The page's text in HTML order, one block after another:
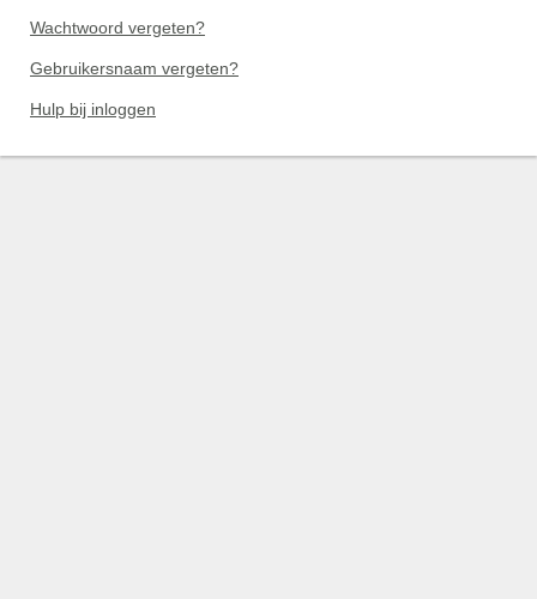
Wachtwoord vergeten?
Gebruikersnaam vergeten?
Hulp bij inloggen